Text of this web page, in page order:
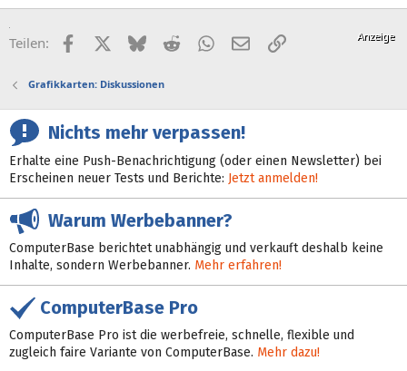
Teilen: FacebookX (Twitter)
BlueskyRedditWhatsApp
E-MailLink
Grafikkarten: Diskussionen
Nichts mehr verpassen!
Erhalte eine Push-Benachrichtigung (oder einen Newsletter) bei
Erscheinen neuer Tests und Berichte: Jetzt anmelden!
Warum Werbebanner?
ComputerBase berichtet unabhängig und verkauft deshalb keine
Inhalte, sondern Werbebanner. Mehr erfahren!
ComputerBase Pro
ComputerBase Pro ist die werbefreie, schnelle, flexible und
zugleich faire Variante von ComputerBase. Mehr dazu!